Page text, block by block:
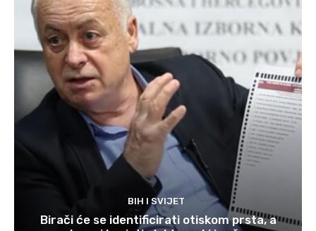
BIH I SVIJET
Birači će se identificirati otiskom prsta, a